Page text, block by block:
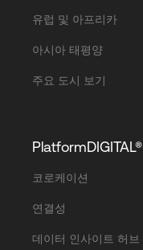
유럽 및 아프리카
아시아 태평양
주요 도시 보기
PlatformDIGITAL®
코로케이션
연결성
데이터 인사이트 허브